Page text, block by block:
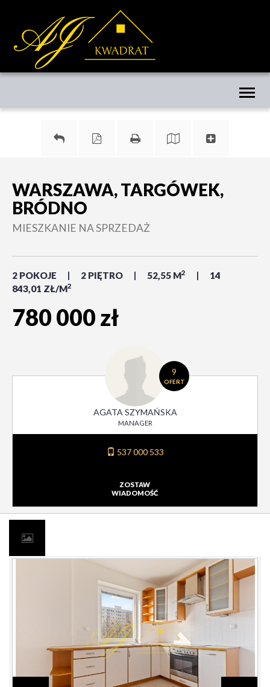
WARSZAWA, TARGÓWEK,
BRÓDNO
MIESZKANIE NA SPRZEDAŻ
2 POKOJE 2 PIĘTRO 52,55 M2
14
843,01 ZŁ/M2
780 000 zł
9
OFERT
AGATA SZYMAŃSKA
MANAGER
537 000 533
ZOSTAW
WIADOMOŚĆ